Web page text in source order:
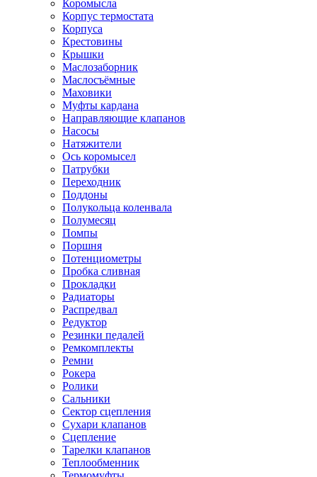
Коромысла
Корпус термостата
Корпуса
Крестовины
Крышки
Маслозаборник
Маслосъёмные
Маховики
Муфты кардана
Направляющие клапанов
Насосы
Натяжители
Ось коромысел
Патрубки
Переходник
Поддоны
Полукольца коленвала
Полумесяц
Помпы
Поршня
Потенциометры
Пробка сливная
Прокладки
Радиаторы
Распредвал
Редуктор
Резинки педалей
Ремкомплекты
Ремни
Рокера
Ролики
Сальники
Сектор сцепления
Сухари клапанов
Сцепление
Тарелки клапанов
Теплообменник